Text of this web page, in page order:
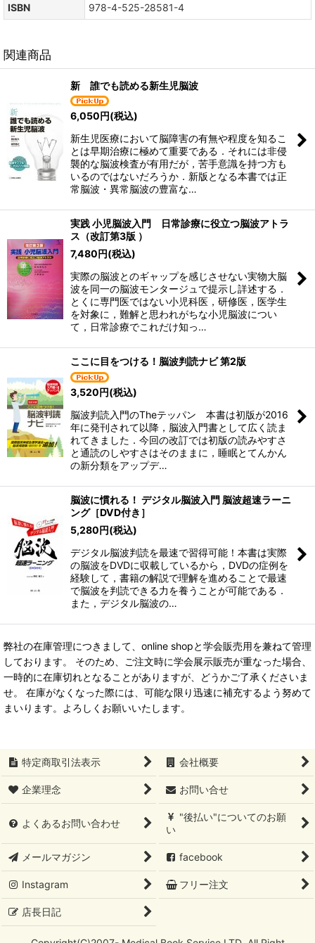
ISBN
978-4-525-28581-4
関連商品
新 誰でも読める新生児脳波
6,050円(税込)
新生児医療において脳障害の有無や程度を知るこ
とは早期治療に極めて重要である．それには非侵
襲的な脳波検査が有用だが，苦手意識を持つ方も
いるのではないだろうか．新版となる本書では正
常脳波・異常脳波の豊富な…
実践 小児脳波入門 日常診療に役立つ脳波アトラ
ス（改訂第3版 ）
7,480円(税込)
実際の脳波とのギャップを感じさせない実物大脳
波を同一の脳波モンタージュで提示し詳述する．
とくに専門医ではない小児科医，研修医，医学生
を対象に，難解と思われがちな小児脳波につい
て，日常診療でこれだけ知っ…
ここに目をつける！脳波判読ナビ 第2版
3,520円(税込)
脳波判読入門のTheテッパン 本書は初版が2016
年に発刊されて以降，脳波入門書として広く読ま
れてきました．今回の改訂では初版の読みやすさ
と通読のしやすさはそのままに，睡眠とてんかん
の新分類をアップデ…
脳波に慣れる！ デジタル脳波入門 脳波超速ラーニ
ング［DVD付き］
5,280円(税込)
デジタル脳波判読を最速で習得可能！本書は実際
の脳波をDVDに収載しているから，DVDの症例を
経験して，書籍の解説で理解を進めることで最速
で脳波を判読できる力を養うことが可能である．
また，デジタル脳波の…
弊社の在庫管理につきまして、online shopと学会販売用を兼ねて管理
しております。 そのため、ご注文時に学会展示販売が重なった場合、
一時的に在庫切れとなることがありますが、どうかご了承くださいま
せ。 在庫がなくなった際には、可能な限り迅速に補充するよう努めて
まいります。よろしくお願いいたします。
特定商取引法表示 会社概要
企業理念 お問い合せ
よくあるお問い合わせ
"後払い"についてのお願
い
メールマガジン facebook
Instagram フリー注文
店長日記